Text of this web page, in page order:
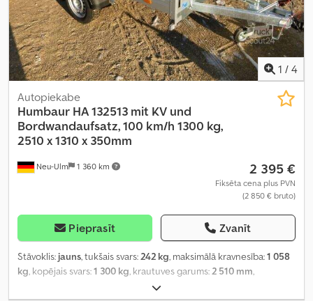
1 / 4
Neu-Ulm 1 360 km
Autopiekabe
Humbaur HA 132513 mit KV und
Bordwandaufsatz, 100 km/h 1300 kg,
2510 x 1310 x 350mm
2 395 €
Fiksēta cena plus PVN
(2 850 € bruto)
Pieprasīt Zvanīt
Stāvoklis: jauns, tukšais svars: 242 kg, maksimālā kravnesība:1 058
kg , kopējais svars:1 300 kg , krautuves garums: 2 510 mm
1 310 mm